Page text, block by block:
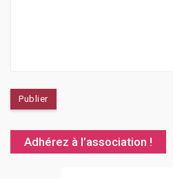
Adhérez à l’association !